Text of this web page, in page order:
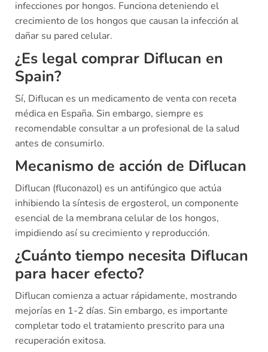
infecciones por hongos. Funciona deteniendo el
crecimiento de los hongos que causan la infección al
dañar su pared celular.
¿Es legal comprar Diflucan en
Spain?
Sí, Diflucan es un medicamento de venta con receta
médica en España. Sin embargo, siempre es
recomendable consultar a un profesional de la salud
antes de consumirlo.
Mecanismo de acción de Diflucan
Diflucan (fluconazol) es un antifúngico que actúa
inhibiendo la síntesis de ergosterol, un componente
esencial de la membrana celular de los hongos,
impidiendo así su crecimiento y reproducción.
¿Cuánto tiempo necesita Diflucan
para hacer efecto?
Diflucan comienza a actuar rápidamente, mostrando
mejorías en 1-2 días. Sin embargo, es importante
completar todo el tratamiento prescrito para una
recuperación exitosa.